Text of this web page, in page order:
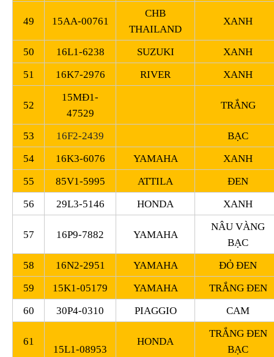
49 15AA-00761
CHB
THAILAND
XANH
50 16L1-6238 SUZUKI
XANH
51
16K7-2976 RIVER XANH
52
15MĐ1-
47529
TRẮNG
53 16F2-2439
BẠC
54
16K3-6076 YAMAHA
XANH
55
85V1-5995 ATTILA
ĐEN
56
29L3-5146 HONDA XANH
57 16P9-7882 YAMAHA
NÂU VÀNG
BẠC
58
16N2-2951 YAMAHA
ĐỎ ĐEN
59
15K1-05179 YAMAHA
TRẮNG ĐEN
60
30P4-0310 PIAGGIO CAM
61
15L1-08953
HONDA
TRẮNG ĐEN
BẠC